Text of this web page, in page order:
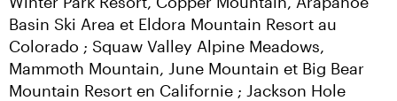
Basin Ski Area et Eldora Mountain Resort au
Colorado ; Squaw Valley Alpine Meadows,
Mammoth Mountain, June Mountain et Big Bear
Mountain Resort en Californie ; Jackson Hole